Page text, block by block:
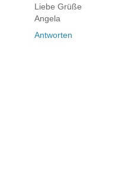
Liebe Grüße
Angela
Antworten